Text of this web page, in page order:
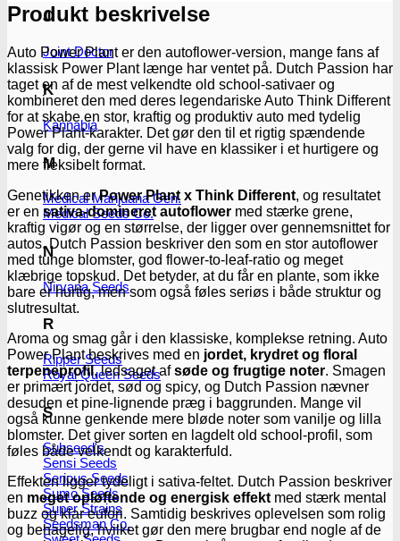
J
Joint Doctor
K
Kannabia
M
Medical Marijuana Gen.
Medical Seeds Co.
N
Nirvana Seeds
R
Ripper Seeds
Royal Queen Seeds
S
Subseed's
Sensi Seeds
Serious Seeds
Sumo Seeds
Super Strains
Seedsman Co.
Produkt beskrivelse
Auto Power Plant er den autoflower-version, mange fans af
klassisk Power Plant længe har ventet på. Dutch Passion har
taget en af de mest velkendte old school-sativaer og
kombineret den med deres legendariske Auto Think Different
for at skabe en stor, kraftig og produktiv auto med tydelig
Power Plant-karakter. Det gør den til et rigtig spændende
valg for dig, der gerne vil have en klassiker i et hurtigere og
mere fleksibelt format.
Genetikken erPower Plant x Think Different, og resultatet
er en sativa-domineret autoflower med stærke grene,
kraftig vigør og en størrelse, der ligger over gennemsnittet for
autos. Dutch Passion beskriver den som en stor autoflower
med tunge blomster, god flower-to-leaf-ratio og meget
klæbrige topskud. Det betyder, at du får en plante, som ikke
bare er hurtig, men som også føles seriøs i både struktur og
slutresultat.
Aroma og smag går i den klassiske, komplekse retning. Auto
Power Plant beskrives med en jordet, krydret og floral
terpeneprofil, ledsaget afsøde og frugtige noter. Smagen
er primært jordet, sød og spicy, og Dutch Passion nævner
desuden et pine-lignende præg i baggrunden. Mange vil
også kunne genkende mere bløde noter som vanilje og lilla
blomster. Det giver sorten en lagdelt old school-profil, som
føles både velkendt og karakterfuld.
Effekten ligger tydeligt i sativa-feltet. Dutch Passion beskriver
en meget opløftende og energisk effekt med stærk mental
buzz og klar eufori. Samtidig beskrives oplevelsen som rolig
og behagelig, hvilket gør den mere brugbar end nogle af de